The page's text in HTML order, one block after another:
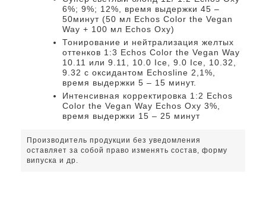
6%; 9%; 12%, время выдержки 45 –
50минут (50 мл Echos Color the Vegan
Way + 100 мл Echos Oxy)
Тонирование и нейтрализация желтых
оттенков 1:3 Echos Color the Vegan Way
10.11 или 9.11, 10.0 Ice, 9.0 Ice, 10.32,
9.32 с оксидантом Echosline 2,1%,
время выдержки 5 – 15 минут.
Интенсивная корректировка 1:2 Echos
Color the Vegan Way Echos Oxy 3%,
время выдержки 15 – 25 минут
Производитель продукции без уведомления
оставляет за собой право изменять состав, форму
випуска и др.